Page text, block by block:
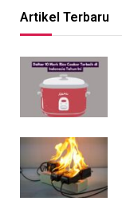
Artikel Terbaru